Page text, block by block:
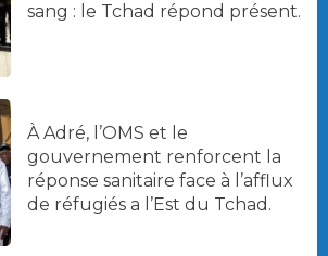
sang : le Tchad répond présent.
À Adré, l’OMS et le
gouvernement renforcent la
réponse sanitaire face à l’afflux
de réfugiés a l’Est du Tchad.